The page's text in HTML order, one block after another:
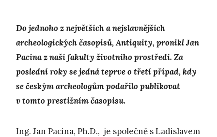
Do jednoho z největších a nejslavnějších
archeologických časopisů, Antiquity, pronikl Jan
Pacina z naší fakulty životního prostředí. Za
poslední roky se jedná teprve o třetí případ, kdy
se českým archeologům podařilo publikovat
v tomto prestižním časopisu.
Ing. Jan Pacina, Ph.D., je společně s Ladislavem